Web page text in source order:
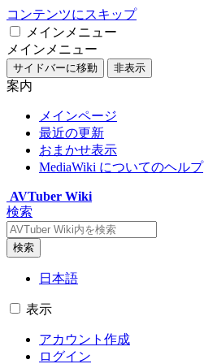
コンテンツにスキップ
メインメニュー
メインメニュー
サイドバーに移動 非表示
案内
メインページ
最近の更新
おまかせ表示
MediaWiki についてのヘルプ
AVTuber Wiki
検索
検索
日本語
表示
アカウント作成
ログイン